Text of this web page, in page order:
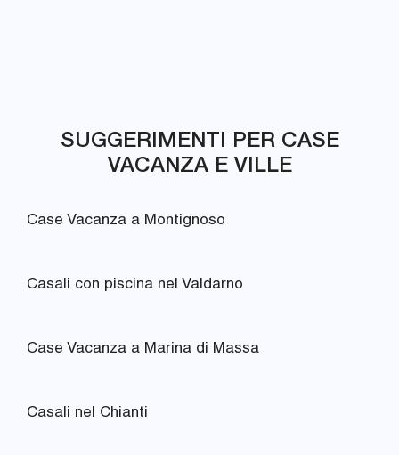
SUGGERIMENTI PER CASE
VACANZA E VILLE
Case Vacanza a Montignoso
Casali con piscina nel Valdarno
Case Vacanza a Marina di Massa
Casali nel Chianti